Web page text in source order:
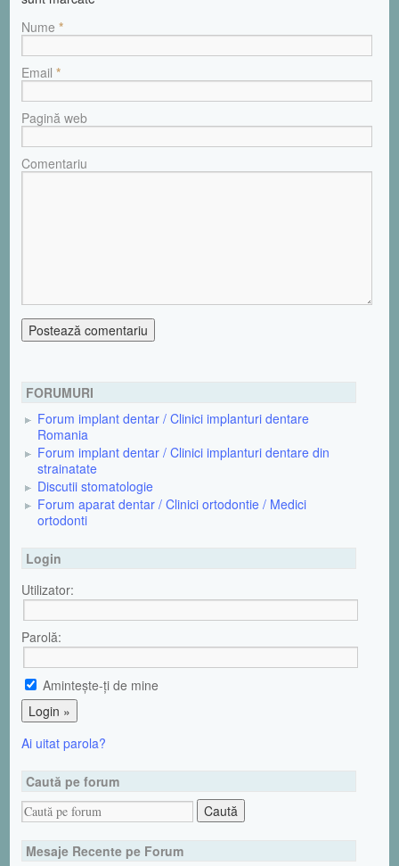
Nume *
Email *
Pagină web
Comentariu
FORUMURI
Forum implant dentar / Clinici implanturi dentare
Romania
Forum implant dentar / Clinici implanturi dentare din
strainatate
Discutii stomatologie
Forum aparat dentar / Clinici ortodontie / Medici
ortodonti
Login
Utilizator:
Parolă:
Aminteşte-ţi de mine
Ai uitat parola?
Caută pe forum
Mesaje Recente pe Forum